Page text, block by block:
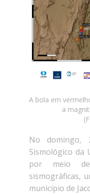
A bola em
a
No domingo,
Sismológico da
por meio
sismográficas,
município de